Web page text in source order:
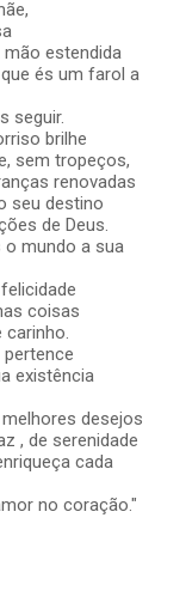
estendida
és um farol a
seguir.
brilhe
sem tropeços,
renovadas
seu destino
de Deus.
o mundo a sua
coisas
pertence
existência
desejos
, de serenidade
cada
no coração."